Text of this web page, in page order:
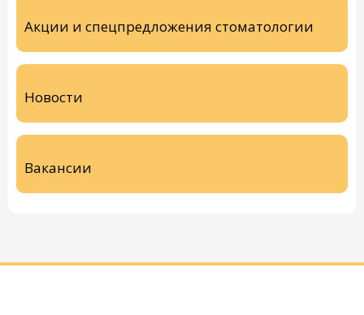
Акции и спецпредложения стоматологии
Новости
Вакансии